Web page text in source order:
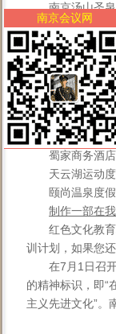
南京汤山圣
南京汤山一号
南京汤山颐
南京汤山紫
南京银城皇
南京御豪汤
南京御庭精
南京中琅假
蜀家商务酒店
天云湖运动
颐尚温泉度
制作一部在
红色文化教
训计划，如果您
在7月1日召
的精神标识，即“
主义先进文化”。
南京会议网